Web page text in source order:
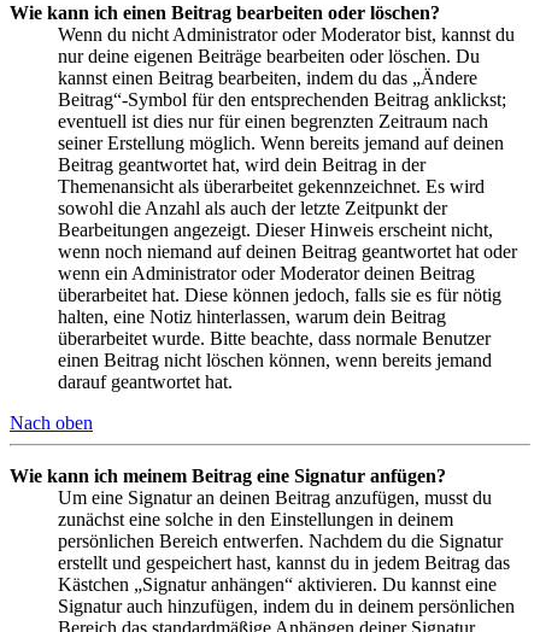
Wie kann ich einen Beitrag bearbeiten oder löschen?
Wenn du nicht Administrator oder Moderator bist, kannst du
nur deine eigenen Beiträge bearbeiten oder löschen. Du
kannst einen Beitrag bearbeiten, indem du das „Ändere
Beitrag“-Symbol für den entsprechenden Beitrag anklickst;
eventuell ist dies nur für einen begrenzten Zeitraum nach
seiner Erstellung möglich. Wenn bereits jemand auf deinen
Beitrag geantwortet hat, wird dein Beitrag in der
Themenansicht als überarbeitet gekennzeichnet. Es wird
sowohl die Anzahl als auch der letzte Zeitpunkt der
Bearbeitungen angezeigt. Dieser Hinweis erscheint nicht,
wenn noch niemand auf deinen Beitrag geantwortet hat oder
wenn ein Administrator oder Moderator deinen Beitrag
überarbeitet hat. Diese können jedoch, falls sie es für nötig
halten, eine Notiz hinterlassen, warum dein Beitrag
überarbeitet wurde. Bitte beachte, dass normale Benutzer
einen Beitrag nicht löschen können, wenn bereits jemand
darauf geantwortet hat.
Nach oben
Wie kann ich meinem Beitrag eine Signatur anfügen?
Um eine Signatur an deinen Beitrag anzufügen, musst du
zunächst eine solche in den Einstellungen in deinem
persönlichen Bereich entwerfen. Nachdem du die Signatur
erstellt und gespeichert hast, kannst du in jedem Beitrag das
Kästchen „Signatur anhängen“ aktivieren. Du kannst eine
Signatur auch hinzufügen, indem du in deinem persönlichen
Bereich das standardmäßige Anhängen deiner Signatur